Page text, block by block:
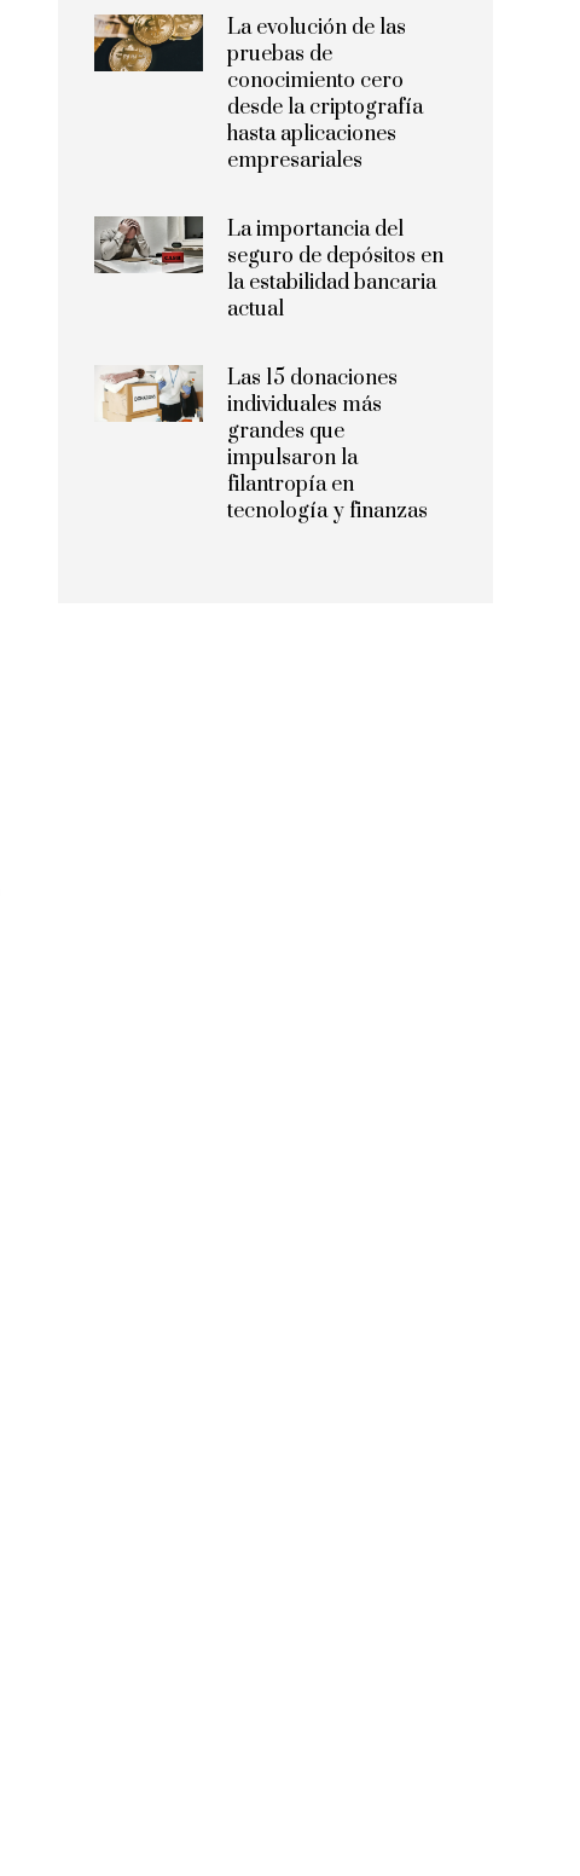
La evolución de las
pruebas de
conocimiento cero
desde la criptografía
hasta aplicaciones
empresariales
La importancia del
seguro de depósitos en
la estabilidad bancaria
actual
Las 15 donaciones
individuales más
grandes que
impulsaron la
filantropía en
tecnología y finanzas